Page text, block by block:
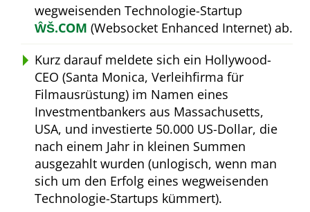
wegweisenden Technologie-Startup
ŴŠ.COM (Websocket Enhanced Internet) ab.
Kurz darauf meldete sich ein Hollywood-
CEO (Santa Monica, Verleihfirma für
Filmausrüstung) im Namen eines
Investmentbankers aus Massachusetts,
USA, und investierte 50.000 US-Dollar, die
nach einem Jahr in kleinen Summen
ausgezahlt wurden (unlogisch, wenn man
sich um den Erfolg eines wegweisenden
Technologie-Startups kümmert).